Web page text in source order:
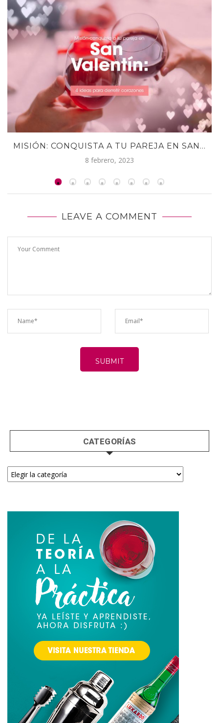
MISIÓN: CONQUISTA A TU PAREJA EN SAN...
8 febrero, 2023
LEAVE A COMMENT
CATEGORÍAS